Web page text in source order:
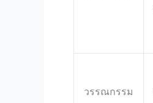
วรรณกรรม